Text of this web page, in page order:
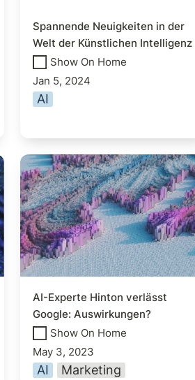
Spannende Neuigkeiten in der
Welt der Künstlichen Intelligenz
Show On Home
Jan 5, 2024
AI
AI-Experte Hinton verlässt
Google: Auswirkungen?
AI-Experte Hinton verlässt
Google: Auswirkungen?
Show On Home
May 3, 2023
AI Marketing